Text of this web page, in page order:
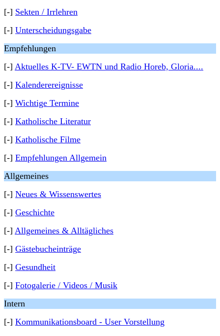
[-] Sekten / Irrlehren
[-] Unterscheidungsgabe
Empfehlungen
[-] Aktuelles K-TV- EWTN und Radio Horeb, Gloria....
[-] Kalenderereignisse
[-] Wichtige Termine
[-] Katholische Literatur
[-] Katholische Filme
[-] Empfehlungen Allgemein
Allgemeines
[-] Neues & Wissenswertes
[-] Geschichte
[-] Allgemeines & Alltägliches
[-] Gästebucheinträge
[-] Gesundheit
[-] Fotogalerie / Videos / Musik
Intern
[-] Kommunikationsboard - User Vorstellung